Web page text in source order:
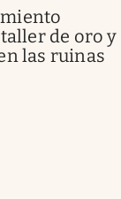
de oro y
las ruinas